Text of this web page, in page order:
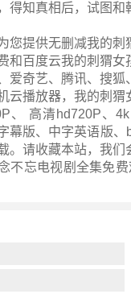
得知真相后，试图和
您提供无删减我的刺
和百度云我的刺猬女
爱奇艺、腾讯、搜狐
云播放器，我的刺猬
、 高清hd720P、
幕版、中字英语版
。请收藏本站，我们
不忘电视剧全集免